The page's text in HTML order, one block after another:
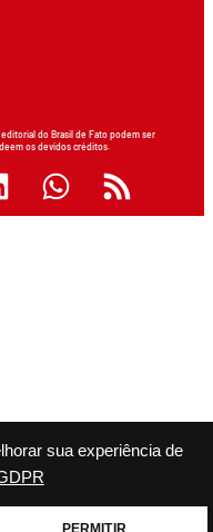
sua experiência de
PERMITIR
do Brasil de Fato podem ser
os devidos créditos.